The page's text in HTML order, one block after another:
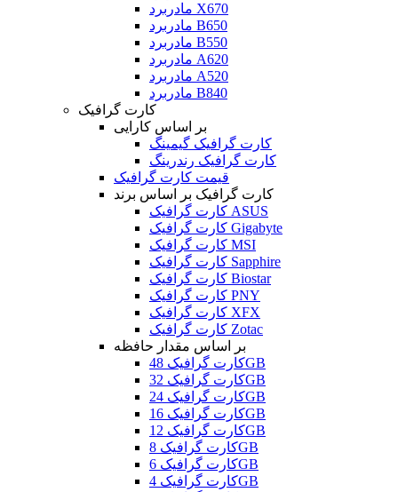
مادربرد X670
مادربرد B650
مادربرد B550
مادربرد A620
مادربرد A520
مادربرد B840
کارت گرافیک
بر اساس کارایی
کارت گرافیک گیمینگ
کارت گرافیک رندرینگ
قیمت کارت گرافیک
کارت گرافیک بر اساس برند
کارت گرافیک ASUS
کارت گرافیک Gigabyte
کارت گرافیک MSI
کارت گرافیک Sapphire
کارت گرافیک Biostar
کارت گرافیک PNY
کارت گرافیک XFX
کارت گرافیک Zotac
بر اساس مقدار حافظه
کارت گرافیک 48GB
کارت گرافیک 32GB
کارت گرافیک 24GB
کارت گرافیک 16GB
کارت گرافیک 12GB
کارت گرافیک 8GB
کارت گرافیک 6GB
کارت گرافیک 4GB